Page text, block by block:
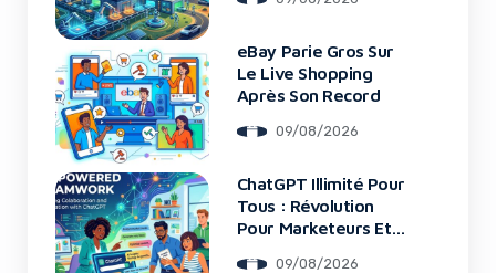
Révolutionnaire
eBay Parie Gros Sur
Le Live Shopping
Après Son Record
09/08/2026
ChatGPT Illimité Pour
Tous : Révolution
Pour Marketeurs Et
09/08/2026